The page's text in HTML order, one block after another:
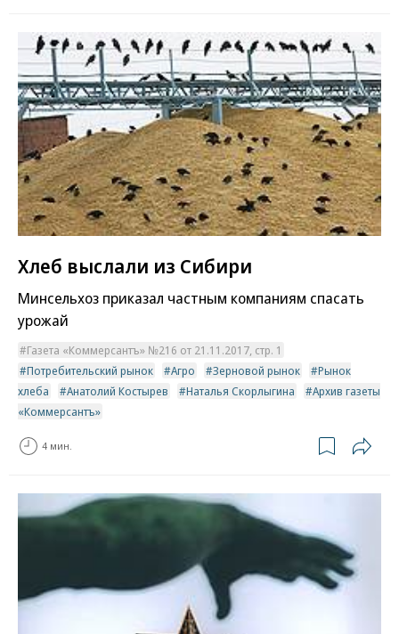
Хлеб выслали из Сибири
Минсельхоз приказал частным компаниям спасать
урожай
Газета «Коммерсантъ» №216 от 21.11.2017, стр. 1
Потребительский рынок
Агро Зерновой рынок
Рынок
хлеба
Анатолий Костырев Наталья Скорлыгина
Архив газеты
«Коммерсантъ»
4 мин.